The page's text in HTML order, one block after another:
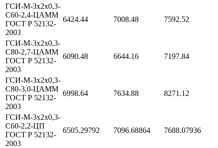
ГСИ-М-3х2х0,3-
С60-2,4-ЦАММ
ГОСТ Р 52132-
2003
6424.44 7008.48 7592.52
ГСИ-М-3х2х0,3-
С80-2,7-ЦАММ
ГОСТ Р 52132-
2003
6090.48 6644.16 7197.84
ГСИ-М-3х2х0,3-
С80-3,0-ЦАММ
ГОСТ Р 52132-
2003
6998.64 7634.88 8271.12
ГСИ-М-3х2х0,3-
С60-2,2-ЦП
ГОСТ Р 52132-
2003
6505.29792 7096.68864 7688.07936